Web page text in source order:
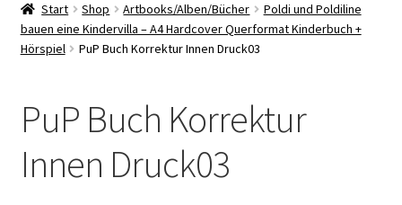
Shop
Start Shop Artbooks/Alben/Bücher
Poldi und Poldiline
bauen eine Kindervilla – A4 Hardcover Querformat Kinderbuch +
Hörspiel
PuP Buch Korrektur Innen Druck03
PuP Buch Korrektur
Innen Druck03